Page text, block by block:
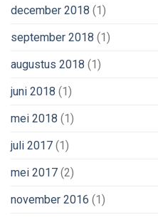
december 2018 (1)
september 2018 (1)
augustus 2018 (1)
juni 2018 (1)
mei 2018 (1)
juli 2017 (1)
mei 2017 (2)
november 2016 (1)